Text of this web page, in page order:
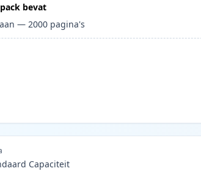
bevat
—2000 pagina's
Capaciteit